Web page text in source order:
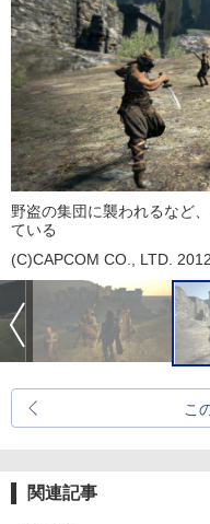
野盗の集団に襲われるなど
ている
(C)CAPCOM CO., LTD.
こ
関連記事